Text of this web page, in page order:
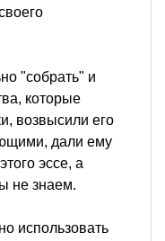
"собрать" и
которые
возвысили его
дали ему
эссе, а
не знаем.
использовать